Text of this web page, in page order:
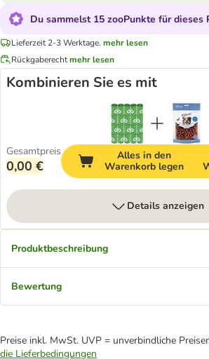
Du sammelst 15 zooPunkte für dieses
Lieferzeit 2-3 Werktage. mehr lesen
Rückgaberechtmehr lesen
Kombinieren Sie es mit
Gesamtpreis
0,00 €
Alles in den
Warenkorb legen
Details anzeigen
Produktbeschreibung
Bewertung
Preise inkl. MwSt. UVP = unverbindliche
die Lieferbedingungen